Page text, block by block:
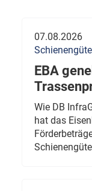
07.08.2026
EBA
Wie DB
hat das